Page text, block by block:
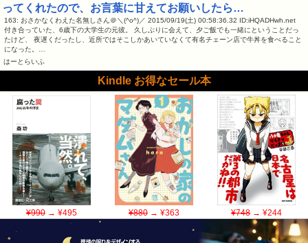
ってくれたので、お言葉に甘えてお願いしたら…
163: おさかなくわえた名無しさん＠＼(^o^)／ 2015/09/19(土) 00:58:36.32 ID:iHQADHwh.net
付き合っていた、6歳下の大学生の元彼。 久しぶりに会えて、夕ご飯でも一緒にということだっ
たけど、 夜遅くだったし、近所ではそこしかあいていなくて有名チェーン店で牛丼を食べること
になった。…
はーとらいふ
Kindle お得なセール本
¥990→ ¥495 ¥880→ ¥363 ¥748→ ¥244